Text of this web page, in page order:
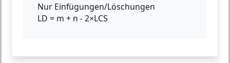
Nur Einfügungen/Löschungen
LD = m + n - 2×LCS